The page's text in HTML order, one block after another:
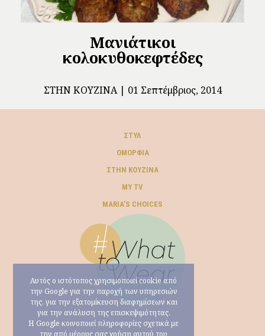
Μανιάτικοι
κολοκυθοκεφτέδες
ΣΤΗΝ ΚΟΥΖΊΝΑ 01 Σεπτέμβριος, 2014
ΣΤΥΛ
ΟΜΟΡΦΙΆ
ΣΤΗΝ ΚΟΥΖΊΝΑ
MY TV
ΜARIA’S CHOICES
Αυτός ο ιστότοπος χρησιμοποιεί cookie από
την Google για την παροχή των υπηρεσιών
της, για την εξατομίκευση διαφημίσεων και
για την ανάλυση της επισκεψιμότητας.
Η Google κοινοποιεί πληροφορίες σχετικά με